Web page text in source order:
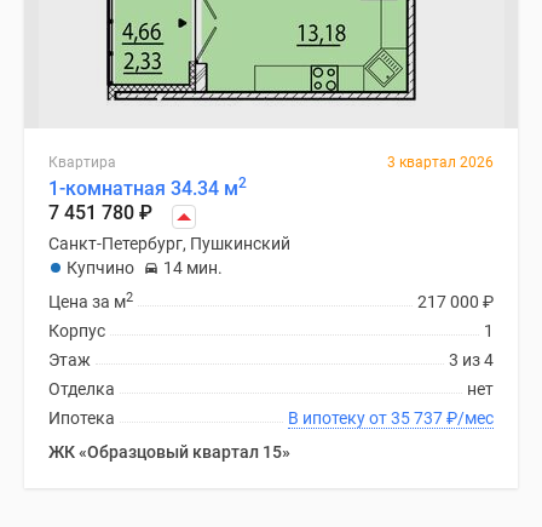
Квартира 3 квартал 2026
1-комнатная 34.34 м2
7 451 780 ₽
Санкт-Петербург, Пушкинский
Купчино
14 мин.
217 000 ₽
Цена за м2
1
Корпус
3 из 4
Этаж
нет
Отделка
В ипотеку от 35 737₽/мес
Ипотека
ЖК «Образцовый квартал 15»